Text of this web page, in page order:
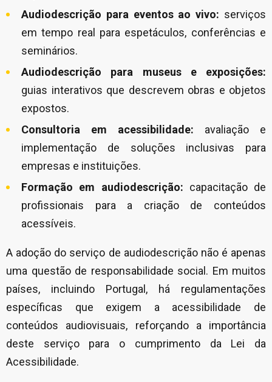
Audiodescrição para eventos ao vivo: serviços
em tempo real para espetáculos, conferências e
seminários.
Audiodescrição para museus e exposições:
guias interativos que descrevem obras e objetos
expostos.
Consultoria em acessibilidade: avaliação e
implementação de soluções inclusivas para
empresas e instituições.
Formação em audiodescrição: capacitação de
profissionais para a criação de conteúdos
acessíveis.
A adoção do serviço de audiodescrição não é apenas
uma questão de responsabilidade social. Em muitos
países, incluindo Portugal, há regulamentações
específicas que exigem a acessibilidade de
conteúdos audiovisuais, reforçando a importância
deste serviço para o cumprimento da Lei da
Acessibilidade.